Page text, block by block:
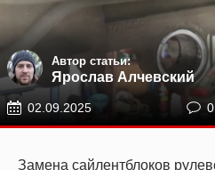
Автор статьи:
Ярослав Алчевский
02.09.2025 0
Замена сайлентблоков